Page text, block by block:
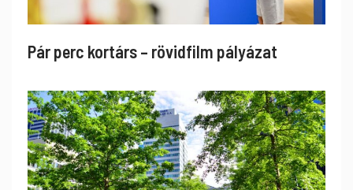
Pár perc kortárs – rövidfilm pályázat